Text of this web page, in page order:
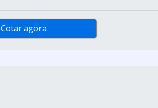
Cotar agora